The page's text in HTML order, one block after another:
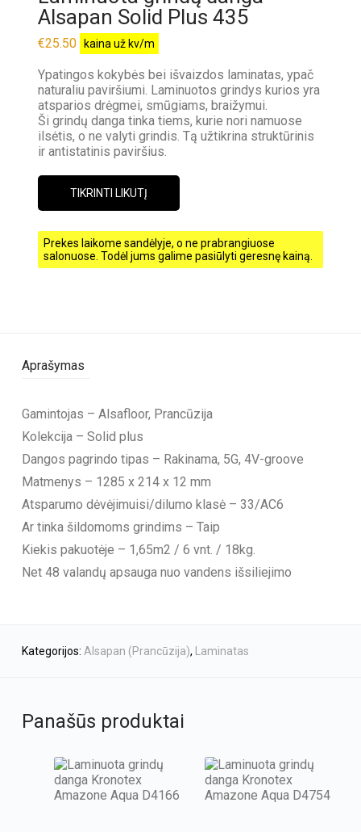
Alsapan Solid Plus 435
€25.50 kaina už kv/m
Ypatingos kokybės bei išvaizdos laminatas, ypač
naturaliu paviršiumi. Laminuotos grindys kurios yra
atsparios drėgmei, smūgiams, braižymui.
Ši grindų danga tinka tiems, kurie nori namuose
ilsėtis, o ne valyti grindis. Tą užtikrina struktūrinis
ir antistatinis paviršius.
TIKRINTI LIKUTĮ
Prekes laikome sandėlyje, o ne prabrangiuose
salonuose. Todėl jums galime pasiūlyti geresnę kainą.
Aprašymas
Gamintojas – Alsafloor, Prancūzija
Kolekcija – Solid plus
Dangos pagrindo tipas – Rakinama, 5G, 4V-groove
Matmenys – 1285 x 214 x 12 mm
Atsparumo dėvėjimuisi/dilumo klasė – 33/AC6
Ar tinka šildomoms grindims – Taip
Kiekis pakuotėje – 1,65m2 / 6 vnt. / 18kg.
Net 48 valandų apsauga nuo vandens išsiliejimo
Kategorijos: Alsapan (Prancūzija), Laminatas
Panašūs produktai